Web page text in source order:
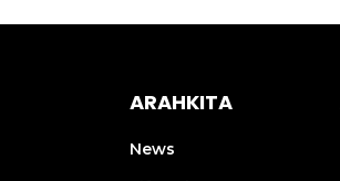
ARAHKITA
News